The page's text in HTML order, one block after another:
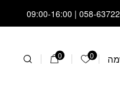
058-6372201 | 09:00-
0הרשימה שלי
0